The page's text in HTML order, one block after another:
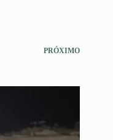
PRÓXIMO